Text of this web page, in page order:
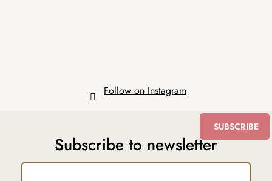
Follow on Instagram
Subscribe to newsletter
SUBSCRIBE